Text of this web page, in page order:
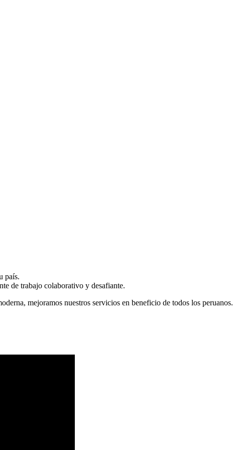
país.
de trabajo colaborativo y desafiante.
mejoramos nuestros servicios en beneficio de todos los peruanos.